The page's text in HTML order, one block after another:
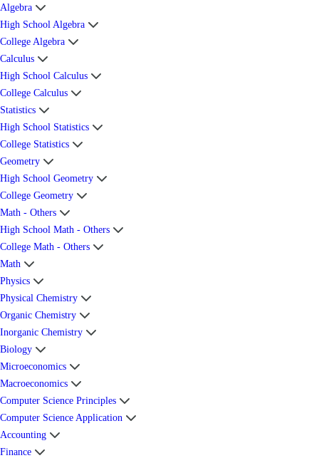
Algebra
High School Algebra
College Algebra
Calculus
High School Calculus
College Calculus
Statistics
High School Statistics
College Statistics
Geometry
High School Geometry
College Geometry
Math - Others
High School Math - Others
College Math - Others
Math
Physics
Physical Chemistry
Organic Chemistry
Inorganic Chemistry
Biology
Microeconomics
Macroeconomics
Computer Science Principles
Computer Science Application
Accounting
Finance